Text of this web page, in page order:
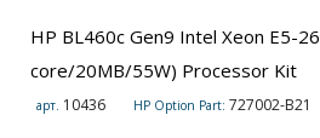
HP BL460c Gen9 Intel Xeon E5-
core/20MB/55W) Processor Kit
арт. 10436 HP Option Part: 727002-B21